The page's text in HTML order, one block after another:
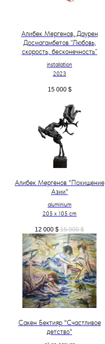
Алибек Мергенов, Даурен
Досмагамбетов “Любовь,
скорость, бесконечность”
installation
2023
15 000 $
Алибек Мергенов "Похищение
Азии"
aluminium
205 x 105 cm
12 000 $ 15 000 $
Сакен Бектияр "Счастливое
детство"